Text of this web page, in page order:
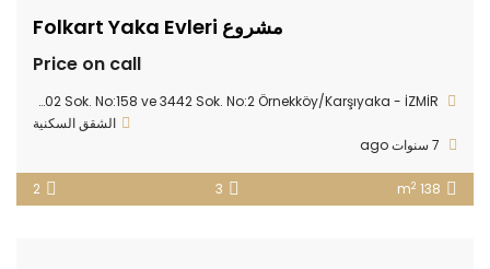
مشروع Folkart Yaka Evleri
Price on call
Örnekköy Mah. 7402 Sok. No:158 ve 3442 Sok. No:2 Örnekköy/Karşıyaka - İZMİR
الشقق السكنية
138 m
2
3
2